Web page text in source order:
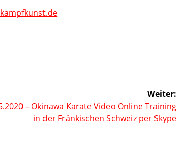
Weiter:
– Okinawa Karate Video Online Training
in der Fränkischen Schweiz per Skype